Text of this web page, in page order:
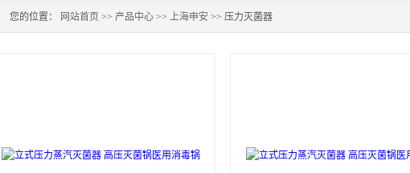
您的位置： 网站首页 >> 产品中心 >> 上海申安 >> 压力灭菌器